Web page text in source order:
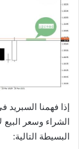
إذا فهمنا
الشراء وسعر البيع
البسيطة التالية: